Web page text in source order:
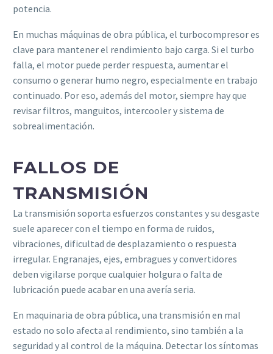
potencia.
En muchas máquinas de obra pública, el turbocompresor es
clave para mantener el rendimiento bajo carga. Si el turbo
falla, el motor puede perder respuesta, aumentar el
consumo o generar humo negro, especialmente en trabajo
continuado. Por eso, además del motor, siempre hay que
revisar filtros, manguitos, intercooler y sistema de
sobrealimentación.
FALLOS DE
TRANSMISIÓN
La transmisión soporta esfuerzos constantes y su desgaste
suele aparecer con el tiempo en forma de ruidos,
vibraciones, dificultad de desplazamiento o respuesta
irregular. Engranajes, ejes, embragues y convertidores
deben vigilarse porque cualquier holgura o falta de
lubricación puede acabar en una avería seria.
En maquinaria de obra pública, una transmisión en mal
estado no solo afecta al rendimiento, sino también a la
seguridad y al control de la máquina. Detectar los síntomas